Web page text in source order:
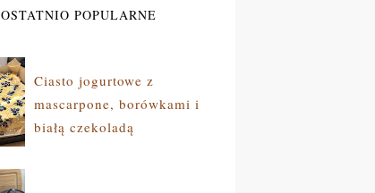
OSTATNIO POPULARNE
Ciasto jogurtowe z
mascarpone, borówkami i
białą czekoladą